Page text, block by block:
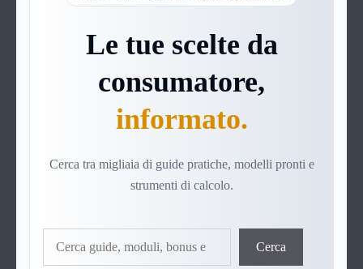
Le tue scelte da
consumatore,
informato.
Cerca tra migliaia di guide pratiche, modelli pronti e
strumenti di calcolo.
Cerca